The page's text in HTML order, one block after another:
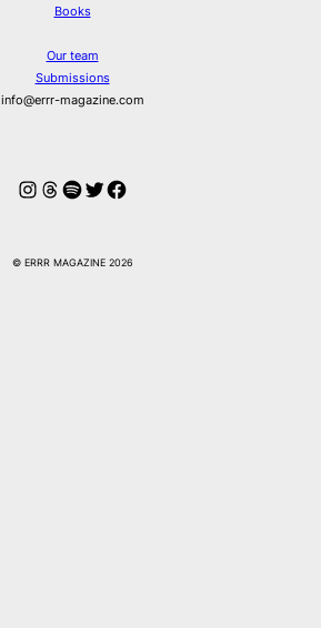
Books
Our team
Submissions
info@errr-magazine.com
Instagram
Threads
Spotify
Twitter
Facebook
© ERRR MAGAZINE 2026